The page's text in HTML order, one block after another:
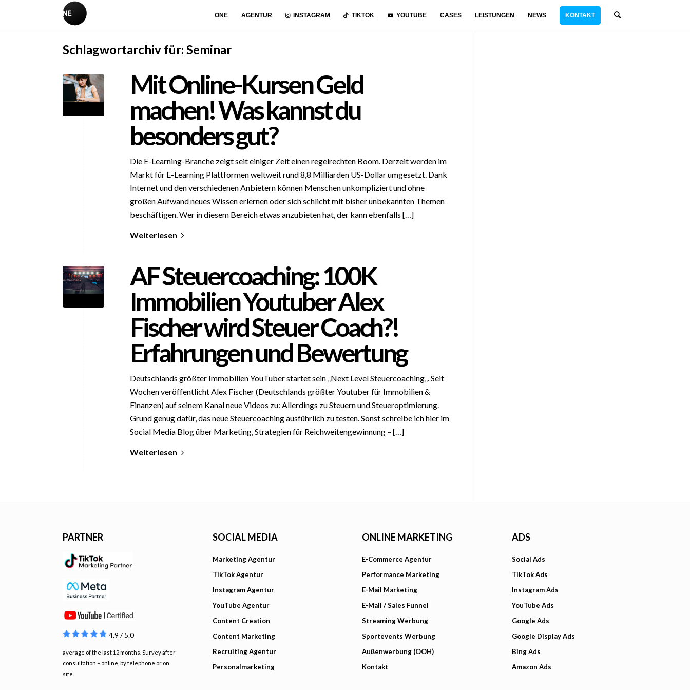
ONE AGENTUR INSTAGRAM TIKTOK YOUTUBE CASES LEISTUNGEN NEWS KONTAKT
Schlagwortarchiv für: Seminar
Mit Online-Kursen Geld
machen! Was kannst du
besonders gut?
Die E-Learning-Branche zeigt seit einiger Zeit einen regelrechten Boom. Derzeit werden im
Markt für E-Learning Plattformen weltweit rund 8,8 Milliarden US-Dollar umgesetzt. Dank
Internet und den verschiedenen Anbietern können Menschen unkompliziert und ohne
großen Aufwand neues Wissen erlernen oder sich schlicht mit bisher unbekannten Themen
beschäftigen. Wer in diesem Bereich etwas anzubieten hat, der kann ebenfalls […]
Weiterlesen
AF Steuercoaching: 100K
Immobilien Youtuber Alex
Fischer wird Steuer Coach?!
Erfahrungen und Bewertung
Deutschlands größter Immobilien YouTuber startet sein „Next Level Steuercoaching„. Seit
Wochen veröffentlicht Alex Fischer (Deutschlands größter Youtuber für Immobilien &
Finanzen) auf seinem Kanal neue Videos zu: Allerdings zu Steuern und Steueroptimierung.
Grund genug dafür, das neue Steuercoaching ausführlich zu testen. Sonst schreibe ich hier im
Social Media Blog über Marketing, Strategien für Reichweitengewinnung – […]
Weiterlesen
PARTNER
4.9 / 5.0
average of the last 12 months. Survey after
consultation – online, by telephone or on
site.
SOCIAL MEDIA
Marketing Agentur
TikTok Agentur
Instagram Agentur
YouTube Agentur
Content Creation
Content Marketing
Recruiting Agentur
Personalmarketing
ONLINE MARKETING
E-Commerce Agentur
Performance Marketing
E-Mail Marketing
E-Mail / Sales Funnel
Streaming Werbung
Sportevents Werbung
Außenwerbung (OOH)
Kontakt
ADS
Social Ads
TikTok Ads
Instagram Ads
YouTube Ads
Google Ads
Google Display Ads
Bing Ads
Amazon Ads